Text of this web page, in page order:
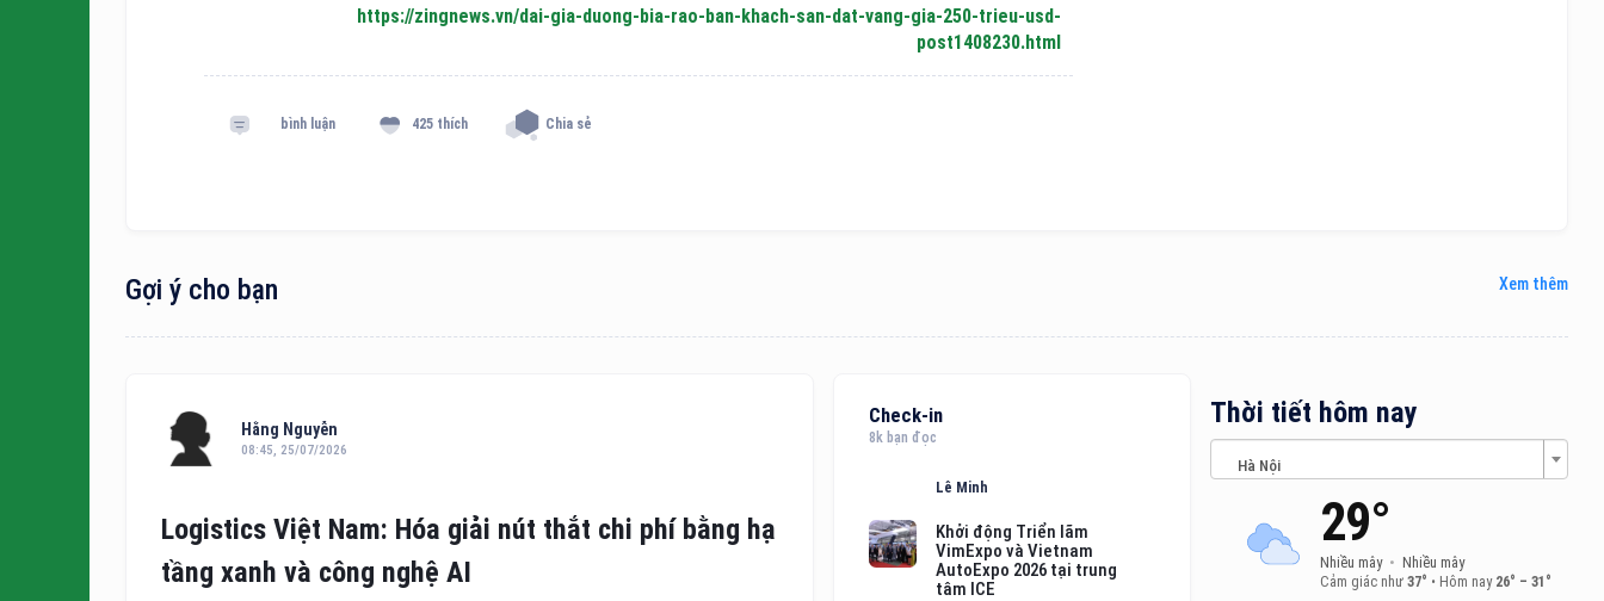
https://zingnews.vn/dai-gia-duong-bia-rao-ban-khach-san-dat-vang-gia-250-trieu-usd-
post1408230.html
bình luận 425 thích Chia sẻ
Gợi ý cho bạn Xem thêm
Hằng Nguyễn
08:45, 25/07/2026
Logistics Việt Nam: Hóa giải nút thắt chi phí bằng hạ
tầng xanh và công nghệ AI
Check-in
8k bạn đọc
Lê Minh
Khởi động Triển lãm
VimExpo và Vietnam
AutoExpo 2026 tại trung
tâm ICE
Thời tiết hôm nay
Hà Nội
29°
Nhiều mây • Nhiều mây
Cảm giác như 37° • Hôm nay 26° – 31°